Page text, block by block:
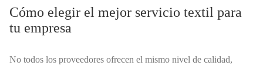
Cómo elegir el mejor servicio textil para
tu empresa
No todos los proveedores ofrecen el mismo nivel de calidad,